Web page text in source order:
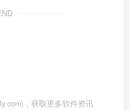
，获取更多软件资讯